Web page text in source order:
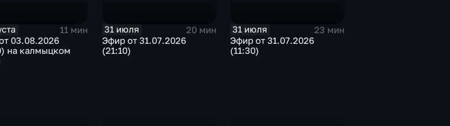
11 мин
03.08.2026
на калмыцком
31 июля
20 мин
Эфир от 31.07.2026
(21:10)
31 июля
23 мин
Эфир от 31.07.2026
(11:30)